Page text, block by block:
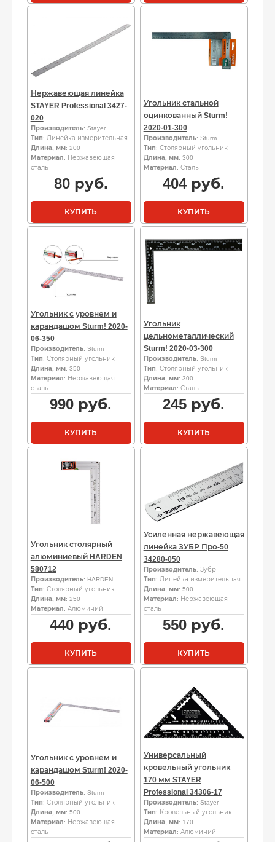
Нержавеющая линейка
STAYER Professional 3427-
020
Производитель: Stayer
Тип: Линейка измерительная
Длина, мм: 200
Материал: Нержавеющая
сталь
80руб.
КУПИТЬ
Угольник стальной
оцинкованный Sturm!
2020-01-300
Производитель: Sturm
Тип: Столярный угольник
Длина, мм: 300
Материал: Сталь
404руб.
КУПИТЬ
Угольник с уровнем и
карандашом Sturm! 2020-
06-350
Производитель: Sturm
Тип: Столярный угольник
Длина, мм: 350
Материал: Нержавеющая
сталь
990 руб.
КУПИТЬ
Угольник
цельнометаллический
Sturm! 2020-03-300
Производитель: Sturm
Тип: Столярный угольник
Длина, мм: 300
Материал: Сталь
245 руб.
КУПИТЬ
Угольник столярный
алюминиевый HARDEN
580712
Производитель: HARDEN
Тип: Столярный угольник
Длина, мм: 250
Материал: Алюминий
440 руб.
КУПИТЬ
Усиленная нержавеющая
линейка ЗУБР Про-50
34280-050
Производитель: Зубр
Тип: Линейка измерительная
Длина, мм: 500
Материал: Нержавеющая
сталь
550 руб.
КУПИТЬ
Угольник с уровнем и
карандашом Sturm! 2020-
06-500
Производитель: Sturm
Тип: Столярный угольник
Длина, мм: 500
Материал: Нержавеющая
сталь
Универсальный
кровельный угольник
170 мм STAYER
Professional 34306-17
Производитель: Stayer
Тип: Кровельный угольник
Длина, мм: 170
Материал: Алюминий